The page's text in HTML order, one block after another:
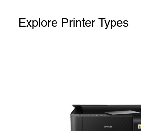
Explore Printer Types